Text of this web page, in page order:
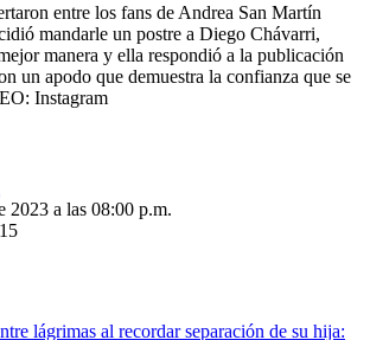
entre los fans de Andrea San Martín
mandarle un postre a Diego Chávarri,
manera y ella respondió a la publicación
un apodo que demuestra la confianza que se
Instagram
2023 a las 08:00 p.m.